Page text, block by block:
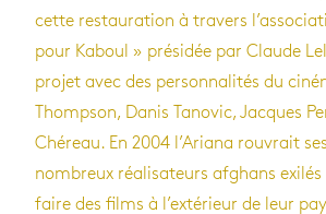
cette restauration à travers
pour Kaboul » présidée par Claude
projet avec des personnalités du
Thompson, Danis Tanovic, Jacques
Chéreau. En 2004 l’Ariana rouvrait
nombreux réalisateurs afghans
faire des films à l’extérieur de leur